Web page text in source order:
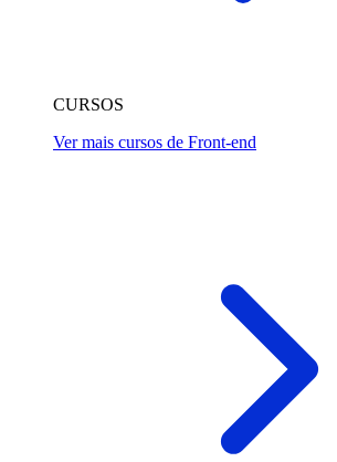
CURSOS
Ver mais cursos de Front-end